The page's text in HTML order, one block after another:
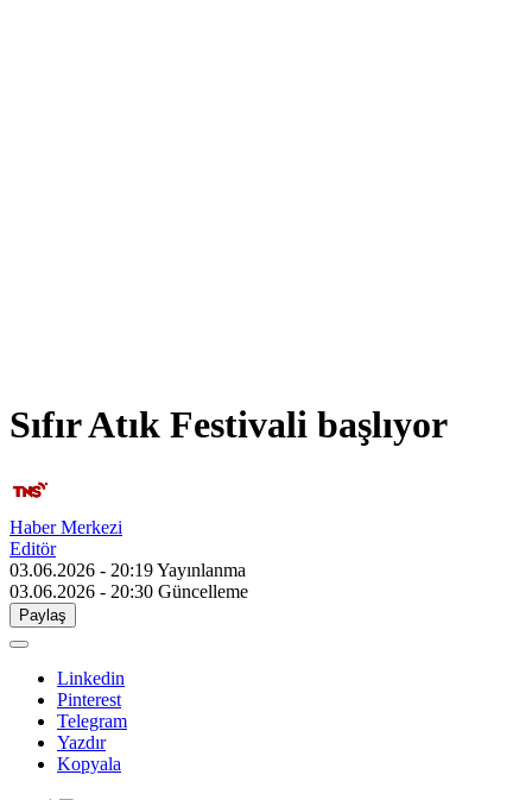
Sıfır Atık Festivali başlıyor
Haber Merkezi
Editör
03.06.2026 - 20:19Yayınlanma
03.06.2026 - 20:30 Güncelleme
Paylaş
Linkedin
Pinterest
Telegram
Yazdır
Kopyala